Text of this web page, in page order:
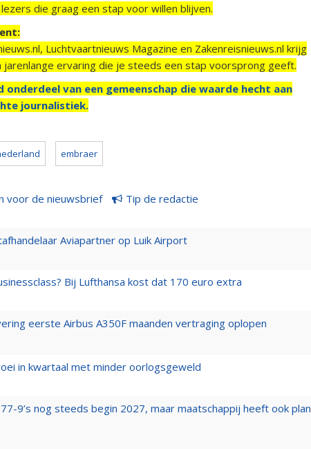
die graag een stap voor willen blijven.
Luchtvaartnieuws Magazine en Zakenreisnieuws.nl krijg
ervaring die je steeds een stap voorsprong geeft.
van een gemeenschap die waarde hecht aan
journalistiek.
embraer
voor de nieuwsbrief Tip de redactie
Aviapartner op Luik Airport
Bij Lufthansa kost dat 170 euro extra
eerste Airbus A350F maanden vertraging oplopen
in kwartaal met minder oorlogsgeweld
9’s nog steeds begin 2027, maar maatschappij heeft ook plan